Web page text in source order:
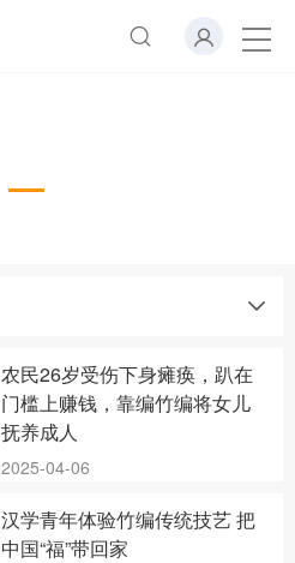
农民26岁受伤下身瘫痪，趴在
门槛上赚钱，靠编竹编将女儿
抚养成人
2025-04-06
汉学青年体验竹编传统技艺 把
中国“福”带回家